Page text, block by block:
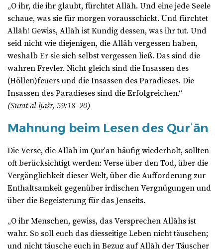
„O ihr, die ihr glaubt, fürchtet Allāh. Und eine jede Seele
schaue, was sie für morgen vorausschickt. Und fürchtet
Allāh! Gewiss, Allāh ist Kundig dessen, was ihr tut. Und
seid nicht wie diejenigen, die Allāh vergessen haben,
weshalb Er sie sich selbst vergessen ließ. Das sind die
wahren Frevler. Nicht gleich sind die Insassen des
(Höllen)feuers und die Insassen des Paradieses. Die
Insassen des Paradieses sind die Erfolgreichen.“
(Sūrat al-ḥašr, 59:18–20)
Mahnung beim Lesen des Qurʾān
Die Verse, die Allāh im Qurʾān häufig wiederholt, sollten
oft berücksichtigt werden: Verse über den Tod, über die
Vergänglichkeit dieser Welt, über die Aufforderung zur
Enthaltsamkeit gegenüber irdischen Vergnügungen und
über die Begeisterung für das Jenseits.
„O ihr Menschen, gewiss, das Versprechen Allāhs ist
wahr. So soll euch das diesseitige Leben nicht täuschen;
und nicht täusche euch in Bezug auf Allāh der Täuscher